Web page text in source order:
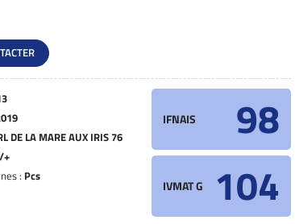
DE LA MARE AUX IRIS 76
+
: Pcs
IFNAIS 98
IVMAT G 104